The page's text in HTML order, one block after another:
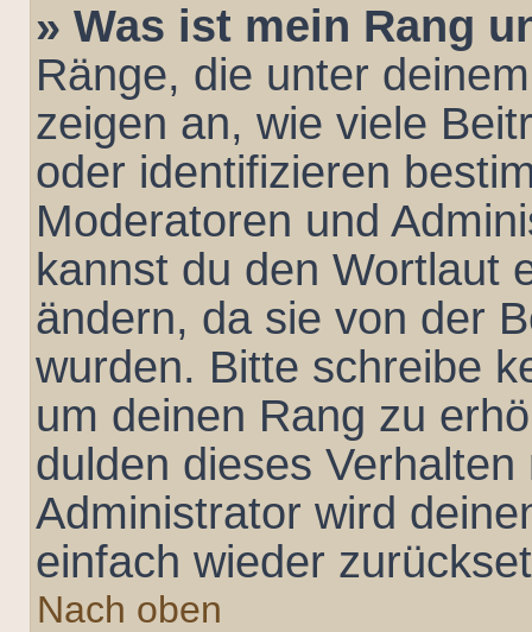
» Was ist mein Rang
Ränge, die unter
zeigen an, wie viele
oder identifizieren
Moderatoren und
kannst du den Wortlaut
ändern, da sie von der
wurden. Bitte schreibe
um deinen Rang zu
dulden dieses
Administrator wird
einfach wieder
Nach oben